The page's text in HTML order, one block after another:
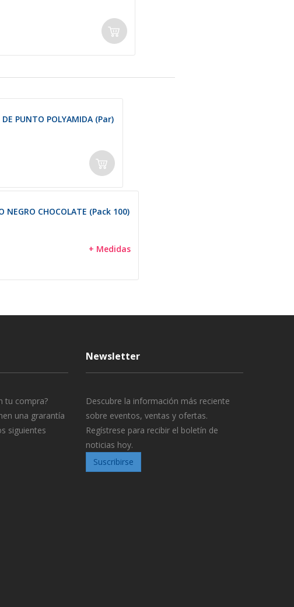
PUNTO POLYAMIDA (Par)
NEGRO CHOCOLATE (Pack 100)
+ Medidas
tu compra?
una grarantía
siguientes
Newsletter
Descubre la información más reciente
sobre eventos, ventas y ofertas.
Regístrese para recibir el boletín de
noticias hoy.
Suscribirse